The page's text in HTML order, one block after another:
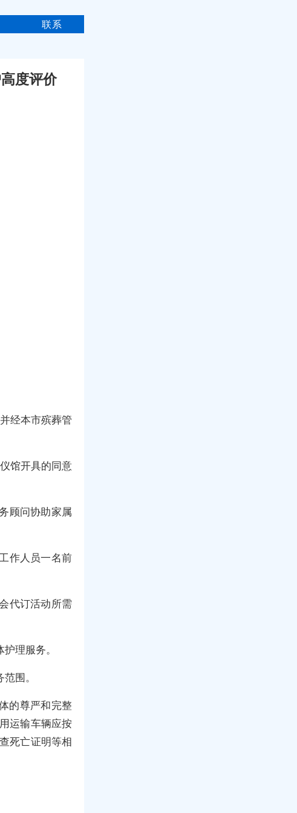
联系
度评价
经本市殡葬管
馆开具的同意
顾问协助家属
作人员一名前
代订活动所需
理服务。
围。
的尊严和完整
运输车辆应按
死亡证明等相